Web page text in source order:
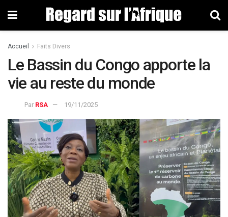
Accueil Faits Divers
Le Bassin du Congo apporte la
vie au reste du monde
Par RSA 19/11/2025